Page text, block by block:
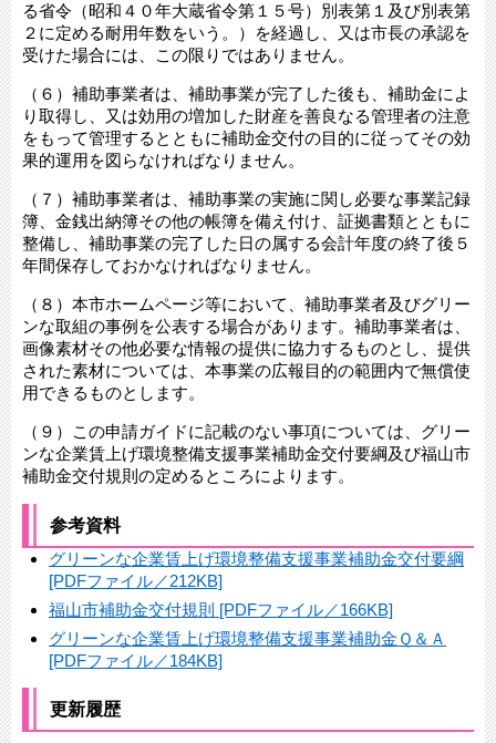
る省令（昭和４０年大蔵省令第１５号）別表第１及び別表第
２に定める耐用年数をいう。）を経過し、又は市長の承認を
受けた場合には、この限りではありません。
（６）補助事業者は、補助事業が完了した後も、補助金によ
り取得し、又は効用の増加した財産を善良なる管理者の注意
をもって管理するとともに補助金交付の目的に従ってその効
果的運用を図らなければなりません。
（７）補助事業者は、補助事業の実施に関し必要な事業記録
簿、金銭出納簿その他の帳簿を備え付け、証拠書類とともに
整備し、補助事業の完了した日の属する会計年度の終了後５
年間保存しておかなければなりません。
（８）本市ホームページ等において、補助事業者及びグリー
ンな取組の事例を公表する場合があります。補助事業者は、
画像素材その他必要な情報の提供に協力するものとし、提供
された素材については、本事業の広報目的の範囲内で無償使
用できるものとします。
（９）この申請ガイドに記載のない事項については、グリー
ンな企業賃上げ環境整備支援事業補助金交付要綱及び福山市
補助金交付規則の定めるところによります。
参考資料
グリーンな企業賃上げ環境整備支援事業補助金交付要綱
[PDFファイル／212KB]
福山市補助金交付規則 [PDFファイル／166KB]
グリーンな企業賃上げ環境整備支援事業補助金Ｑ＆Ａ
[PDFファイル／184KB]
更新履歴